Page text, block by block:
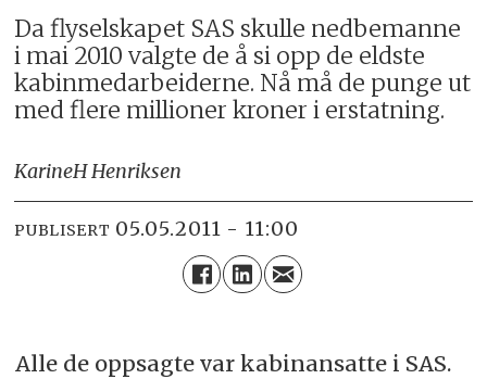
Da flyselskapet SAS skulle nedbemanne
i mai 2010 valgte de å si opp de eldste
kabinmedarbeiderne. Nå må de punge ut
med flere millioner kroner i erstatning.
KarineH Henriksen
PUBLISERT 05.05.2011 - 11:00
Alle de oppsagte var kabinansatte i SAS.